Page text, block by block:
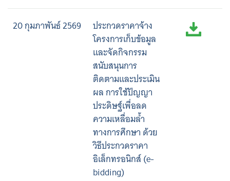
20 กุมภาพันธ์ 2569
ประกวดราคาจ้าง
โครงการเก็บข้อมูล
และจัดกิจกรรม
สนับสนุนการ
ติดตามและประเมิน
ผล การใช้ปัญญา
ประดิษฐ์เพื่อลด
ความเหลื่อมล้ำ
ทางการศึกษา ด้วย
วิธีประกวดราคา
อิเล็กทรอนิกส์ (e-
bidding)